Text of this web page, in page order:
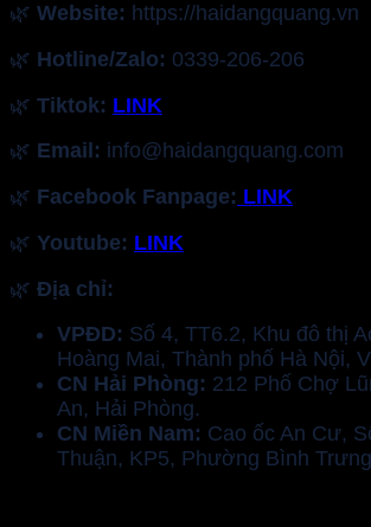
🌿 Website: https://haidangquang.vn
🌿 Hotline/Zalo: 0339-206-206
🌿 Tiktok: LINK
🌿 Email: info@haidangquang.com
🌿 Facebook Fanpage: LINK
🌿 Youtube: LINK
🌿 Địa chỉ:
VPĐD: Số 4, TT6.2, Khu đô thị
Hoàng Mai, Thành phố Hà Nội,
CN Hải Phòng: 212 Phố Chợ
An, Hải Phòng.
CN Miền Nam: Cao ốc An Cư,
Thuận, KP5, Phường Bình